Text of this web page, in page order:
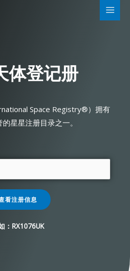
体登记册
Space Registry®）拥有
星星注册目录之一。
看注册信息
：RX1076UK